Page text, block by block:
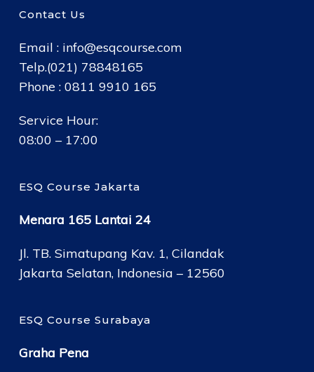
Contact Us
Email : info@esqcourse.com
Telp.(021) 78848165
Phone : 0811 9910 165
Service Hour:
08:00 – 17:00
ESQ Course Jakarta
Menara 165 Lantai 24
Jl. TB. Simatupang Kav. 1, Cilandak
Jakarta Selatan, Indonesia – 12560
ESQ Course Surabaya
Graha Pena